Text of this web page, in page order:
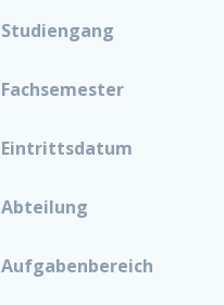
Studiengang
Fachsemester
Eintrittsdatum
Abteilung
Aufgabenbereich